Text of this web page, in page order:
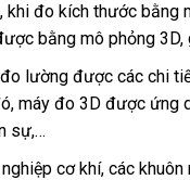
đo kích thước bằng
bằng mô phỏng
lường được các chi
máy đo 3D được ứng
sự,…
cơ khí, các